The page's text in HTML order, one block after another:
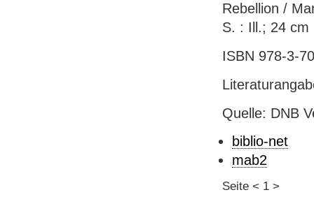
Rebellion /
S. : Ill.; 24 cm
ISBN 978-3-
Quelle: DNB
biblio-net
mab2
Seite < 1 >